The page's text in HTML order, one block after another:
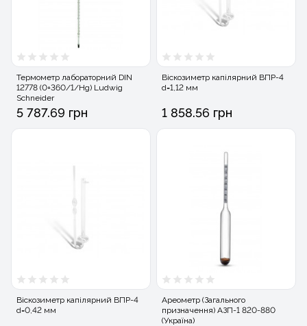
Термометр лабораторний DIN
12778 (0+360/1/Hg) Ludwig
Schneider
5 787.69 грн
Віскозиметр капілярний ВПР-4
d=1,12 мм
1 858.56 грн
Віскозиметр капілярний ВПР-4
d=0,42 мм
Ареометр (Загального
призначення) АЗП-1 820-880
(Україна)